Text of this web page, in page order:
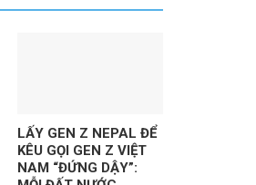
LẤY GEN Z NEPAL ĐỂ
KÊU GỌI GEN Z VIỆT
NAM “ĐỨNG DẬY”: